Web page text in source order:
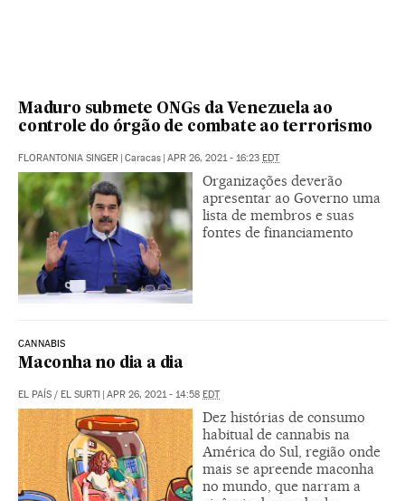
Maduro submete ONGs da Venezuela ao
controle do órgão de combate ao terrorismo
FLORANTONIA SINGER Caracas APR 26, 2021 - 16:23 EDT
Organizações deverão
apresentar ao Governo uma
lista de membros e suas
fontes de financiamento
CANNABIS
Maconha no dia a dia
EL PAÍS / EL SURTI | APR 26, 2021 - 14:58 EDT
Dez histórias de consumo
habitual de cannabis na
América do Sul, região onde
mais se apreende maconha
no mundo, que narram a